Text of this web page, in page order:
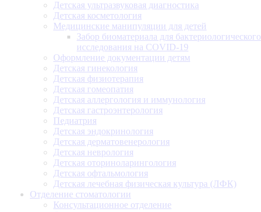
Детская ультразвуковая диагностика
Детская косметология
Медицинские манипуляции для детей
Забор биоматериала для бактериологического
исследования на COVID-19
Оформление документации детям
Детская гинекология
Детская физиотерапия
Детская гомеопатия
Детская аллергология и иммунология
Детская гастроэнтерология
Педиатрия
Детская эндокринология
Детская дерматовенерология
Детская неврология
Детская оториноларингология
Детская офтальмология
Детская лечебная физическая культура (ЛФК)
Отделение стоматологии
Консультационное отделение